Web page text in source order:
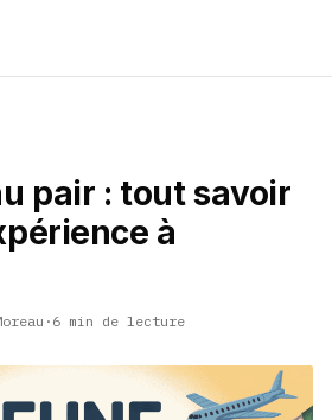
pair : tout savoir
à
· 6 min de lecture